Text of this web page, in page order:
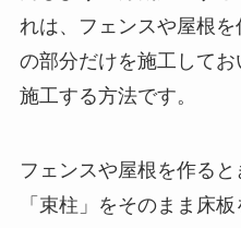
れは、フェンスや屋根を
の部分だけを施工して
施工する方法です。
フェンスや屋根を作る
「束柱」をそのまま床